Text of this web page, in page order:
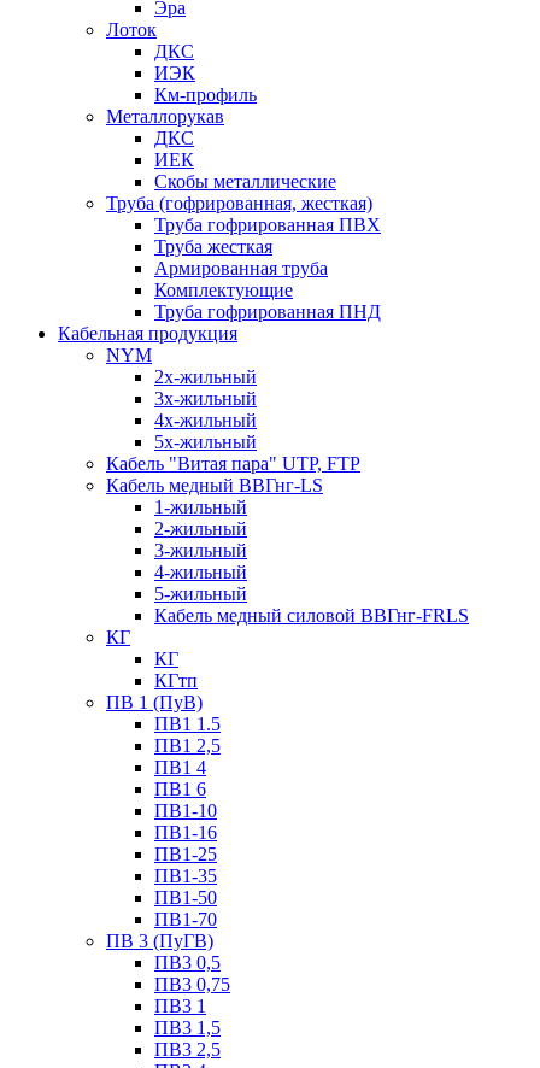
Эра
Лоток
ДКС
ИЭК
Км-профиль
Металлорукав
ДКС
ИЕК
Скобы металлические
Труба (гофрированная, жесткая)
Труба гофрированная ПВХ
Труба жесткая
Армированная труба
Комплектующие
Труба гофрированная ПНД
Кабельная продукция
NYM
2х-жильный
3х-жильный
4х-жильный
5х-жильный
Кабель "Витая пара" UTP, FTP
Кабель медный ВВГнг-LS
1-жильный
2-жильный
3-жильный
4-жильный
5-жильный
Кабель медный силовой ВВГнг-FRLS
КГ
КГ
КГтп
ПВ 1 (ПуВ)
ПВ1 1.5
ПВ1 2,5
ПВ1 4
ПВ1 6
ПВ1-10
ПВ1-16
ПВ1-25
ПВ1-35
ПВ1-50
ПВ1-70
ПВ 3 (ПуГВ)
ПВ3 0,5
ПВ3 0,75
ПВ3 1
ПВ3 1,5
ПВ3 2,5